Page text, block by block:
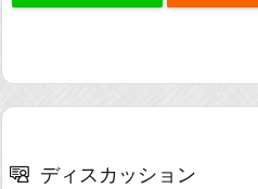
ディスカッション